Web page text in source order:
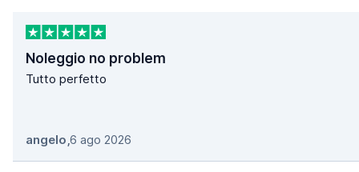
Noleggio no problem
Tutto perfetto
angelo,6 ago 2026